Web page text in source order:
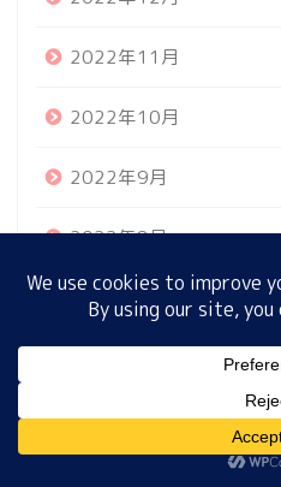
2022年11月
2022年10月
2022年9月
2022年8月
2022年7月
2022年5月
プロフィール